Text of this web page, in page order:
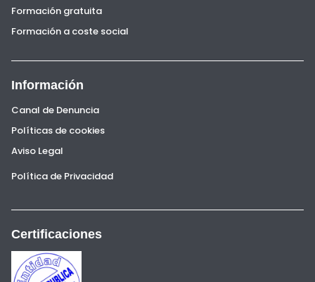
Formación gratuita
Formación a coste social
Información
Canal de Denuncia
Políticas de cookies
Aviso Legal
Política de Privacidad
Certificaciones